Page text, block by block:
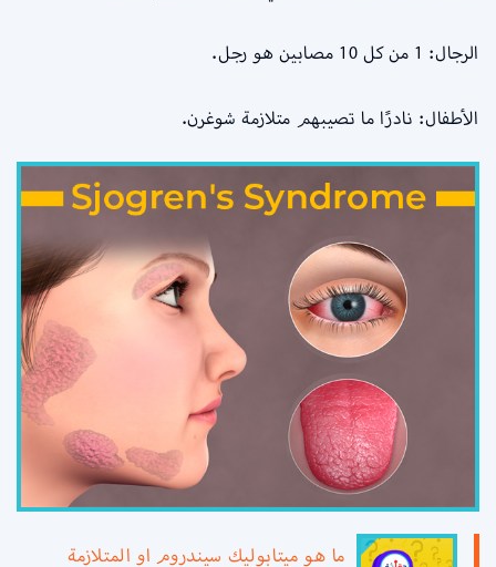
الرجال: 1 من كل 10 مصابين هو رجل.
الأطفال: نادرًا ما تصيبهم متلازمة شوغرن.
ما هو ميتابوليك سيندروم او المتلازمة